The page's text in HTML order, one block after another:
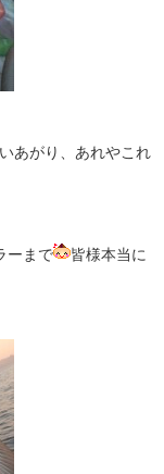
あがり、あれやこれ
ーまで 皆様本当に